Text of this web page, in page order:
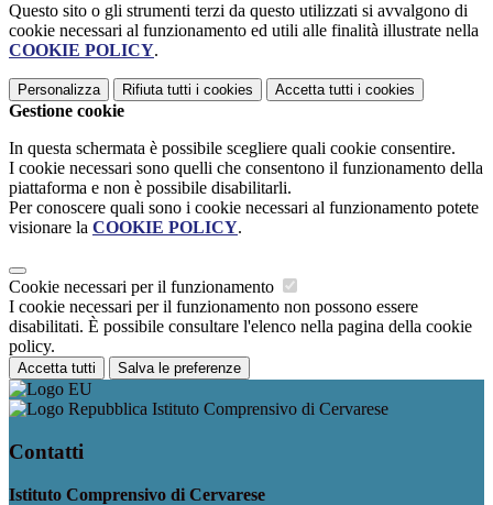
Questo sito o gli strumenti terzi da questo utilizzati si avvalgono di
cookie necessari al funzionamento ed utili alle finalità illustrate nella
COOKIE POLICY.
Personalizza Rifiuta tutti i cookies Accetta tutti i cookies
Gestione cookie
In questa schermata è possibile scegliere quali cookie consentire.
I cookie necessari sono quelli che consentono il funzionamento della
piattaforma e non è possibile disabilitarli.
Per conoscere quali sono i cookie necessari al funzionamento potete
visionare la COOKIE POLICY.
Cookie necessari per il funzionamento
I cookie necessari per il funzionamento non possono essere
disabilitati. È possibile consultare l'elenco nella pagina della cookie
policy.
Accetta tutti Salva le preferenze
Istituto Comprensivo di Cervarese
Contatti
Istituto Comprensivo di Cervarese